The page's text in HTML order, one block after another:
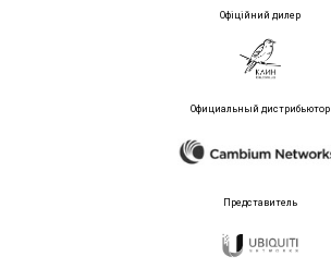
Офіційний дилер
Официальный дистрибьютор
Представитель